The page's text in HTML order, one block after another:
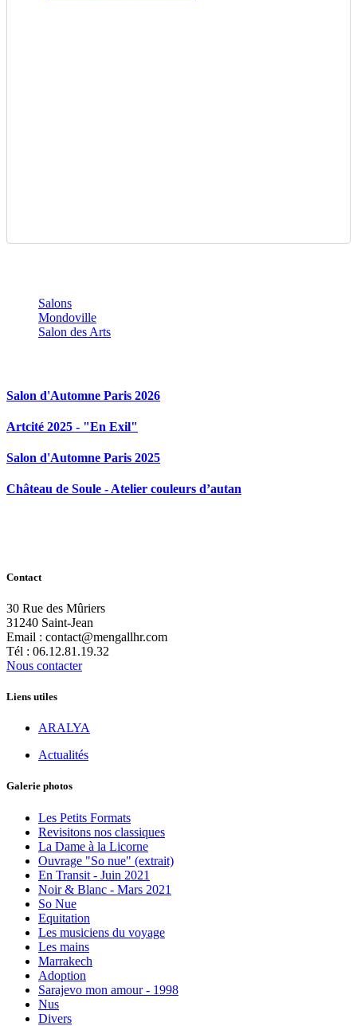
Salons
Mondoville
Salon des Arts
Salon d'Automne Paris 2026
Artcité 2025 - "En Exil"
Salon d'Automne Paris 2025
Château de Soule - Atelier couleurs d’autan
Contact
30 Rue des Mûriers
31240 Saint-Jean
Email : contact@mengallhr.com
Tél : 06.12.81.19.32
Nous contacter
Liens utiles
ARALYA
Actualités
Galerie photos
Les Petits Formats
Revisitons nos classiques
La Dame à la Licorne
Ouvrage "So nue" (extrait)
En Transit - Juin 2021
Noir & Blanc - Mars 2021
So Nue
Equitation
Les musiciens du voyage
Les mains
Marrakech
Adoption
Sarajevo mon amour - 1998
Nus
Divers